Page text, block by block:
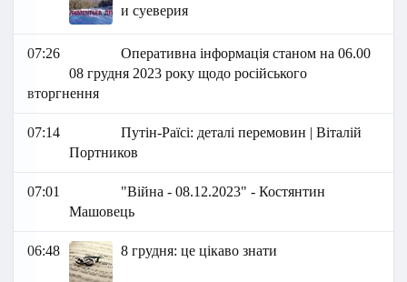
и суеверия
07:26
Оперативна інформація станом на 06.00
08 грудня 2023 року щодо російського
вторгнення
07:14
Путін-Раїсі: деталі перемовин | Віталій
Портников
07:01
"Війна - 08.12.2023" - Костянтин
Машовець
06:48 8 грудня: це цікаво знати